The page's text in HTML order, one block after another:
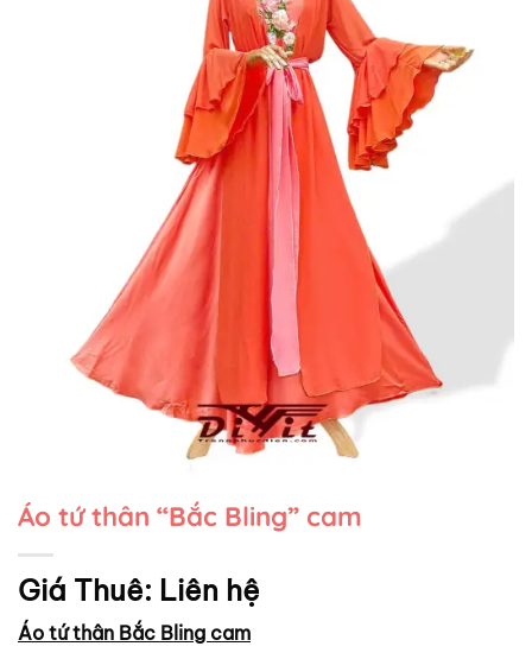
Áo tứ thân “Bắc Bling” cam
Giá Thuê: Liên hệ
Áo tứ thân Bắc Bling cam